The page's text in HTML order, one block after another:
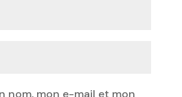
nom, mon e-mail et mon